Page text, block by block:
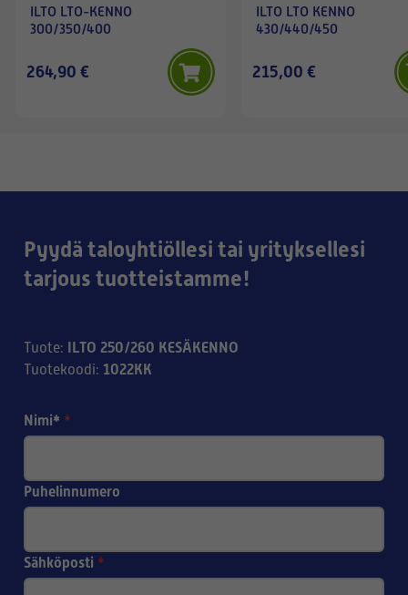
ILTO LTO-KENNO
300/350/400
264,90 €
ILTO LTO KENNO
430/440/450
215,00 €
Pyydä taloyhtiöllesi tai yrityksellesi
tarjous tuotteistamme!
Tuote: ILTO 250/260 KESÄKENNO
Tuotekoodi: 1022KK
Nimi* *
Puhelinnumero
Sähköposti *